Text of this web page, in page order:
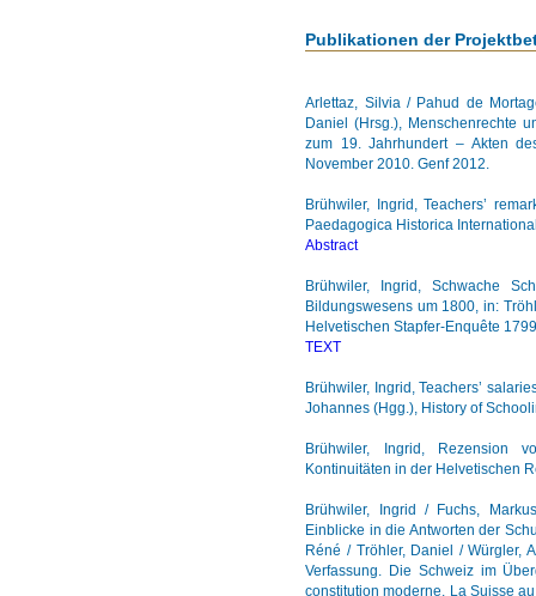
Publikationen der
Arlettaz, Silvia / Pahud de
Daniel (Hrsg.), Menschenrechte
zum 19. Jahrhundert – Akten
November 2010. Genf 2012.
Brühwiler, Ingrid, Teachers’
Paedagogica Historica
Abstract
Brühwiler, Ingrid, Schwache
Bildungswesens um 1800, in:
Helvetischen Stapfer-Enquête
TEXT
Brühwiler, Ingrid, Teachers’
Johannes (Hgg.), History of
Brühwiler, Ingrid, Rezension
Kontinuitäten in der Helvetischen
Brühwiler, Ingrid / Fuchs,
Einblicke in die Antworten der
Réné / Tröhler, Daniel / Würgler,
Verfassung. Die Schweiz im
constitution moderne. La Suisse